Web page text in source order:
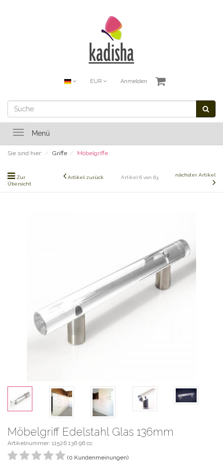
EUR Anmelden
ToggleMenü
Sie sind hier: Griffe Möbelgriffe
Zur
Übersicht
Artikel zurück Artikel 6 von 63 nächster Artikel
Möbelgriff Edelstahl Glas 136mm
Artikelnummer: 11526 136 96 cc
(0 Kundenmeinungen)